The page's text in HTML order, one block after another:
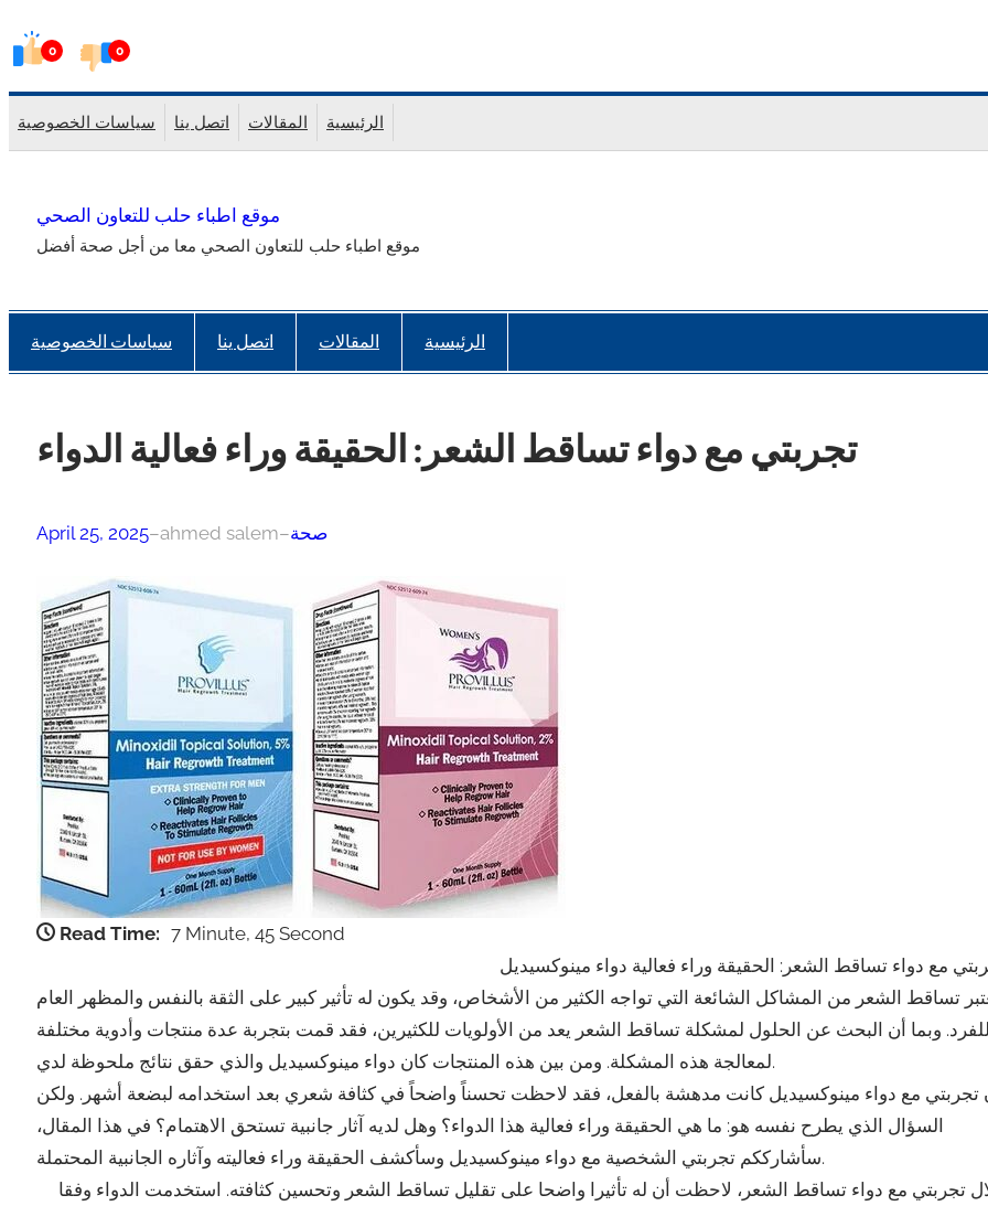
0 0
content
سياسات الخصوصية اتصل ينا المقالات الرئيسية
موقع اطباء حلب للتعاون الصحي
موقع اطباء حلب للتعاون الصحي معا من أجل صحة أفضل
سياسات الخصوصية اتصل ينا المقالات الرئيسية
تجربتي مع دواء تساقط الشعر: الحقيقة وراء فعالية الدواء
April 25, 2025–ahmed salem–صحة
Read Time: 7 Minute, 45 Second
مع دواء تساقط الشعر: الحقيقة وراء فعالية دواء مينوكسيديل
تساقط الشعر من المشاكل الشائعة التي تواجه الكثير من الأشخاص، وقد يكون له تأثير كبير على الثقة بالنفس والمظهر العام
وبما أن البحث عن الحلول لمشكلة تساقط الشعر يعد من الأولويات للكثيرين، فقد قمت بتجربة عدة منتجات وأدوية مختلفة
لمعالجة هذه المشكلة. ومن بين هذه المنتجات كان دواء مينوكسيديل والذي حقق نتائج ملحوظة لدي.
تجربتي مع دواء مينوكسيديل كانت مدهشة بالفعل، فقد لاحظت تحسناً واضحاً في كثافة شعري بعد استخدامه لبضعة أشهر. ولكن
السؤال الذي يطرح نفسه هو: ما هي الحقيقة وراء فعالية هذا الدواء؟ وهل لديه آثار جانبية تستحق الاهتمام؟ في هذا المقال،
سأشارككم تجربتي الشخصية مع دواء مينوكسيديل وسأكشف الحقيقة وراء فعاليته وآثاره الجانبية المحتملة.
تجربتي مع دواء تساقط الشعر، لاحظت أن له تأثيرا واضحا على تقليل تساقط الشعر وتحسين كثافته. استخدمت الدواء وفقا